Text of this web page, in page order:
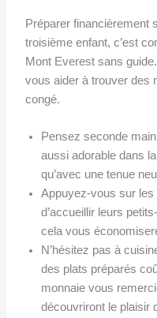
Préparer financièrement
troisième enfant, c’est
Mont Everest sans
vous aider à trouver des
congé.
Pensez seconde
aussi adorable dans
qu’avec une tenue
Appuyez-vous sur
d’accueillir leurs
cela vous
N’hésitez pas à
des plats préparés
monnaie vous
découvriront le plaisir